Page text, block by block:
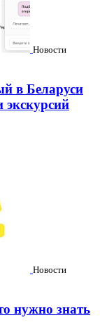
Новости
в Беларуси
Новости
нужно знать